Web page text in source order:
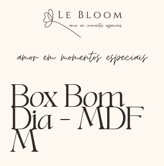
amor em momentos especiais
Box Bom
Dia - MDF
M